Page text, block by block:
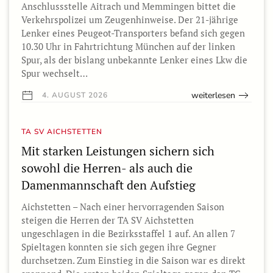
Anschlussstelle Aitrach und Memmingen bittet die
Verkehrspolizei um Zeugenhinweise. Der 21-jährige
Lenker eines Peugeot-Transporters befand sich gegen
10.30 Uhr in Fahrtrichtung München auf der linken
Spur, als der bislang unbekannte Lenker eines Lkw die
Spur wechselt…
4. AUGUST 2026 weiterlesen
TA SV AICHSTETTEN
Mit starken Leistungen sichern sich
sowohl die Herren- als auch die
Damenmannschaft den Aufstieg
Aichstetten – Nach einer hervorragenden Saison
steigen die Herren der TA SV Aichstetten
ungeschlagen in die Bezirksstaffel 1 auf. An allen 7
Spieltagen konnten sie sich gegen ihre Gegner
durchsetzen. Zum Einstieg in die Saison war es direkt